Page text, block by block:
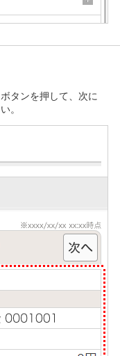
タンを押して、次に
。